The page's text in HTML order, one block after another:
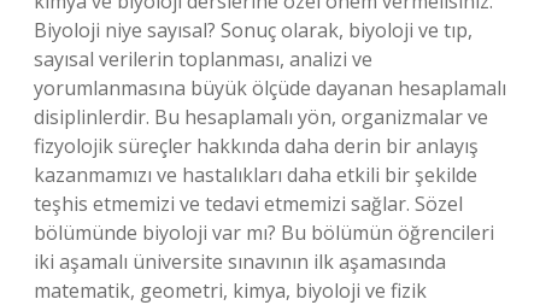
Biyoloji niye sayısal? Sonuç olarak, biyoloji ve tıp,
sayısal verilerin toplanması, analizi ve
yorumlanmasına büyük ölçüde dayanan hesaplamalı
disiplinlerdir. Bu hesaplamalı yön, organizmalar ve
fizyolojik süreçler hakkında daha derin bir anlayış
kazanmamızı ve hastalıkları daha etkili bir şekilde
teşhis etmemizi ve tedavi etmemizi sağlar. Sözel
bölümünde biyoloji var mı? Bu bölümün öğrencileri
iki aşamalı üniversite sınavının ilk aşamasında
matematik, geometri, kimya, biyoloji ve fizik